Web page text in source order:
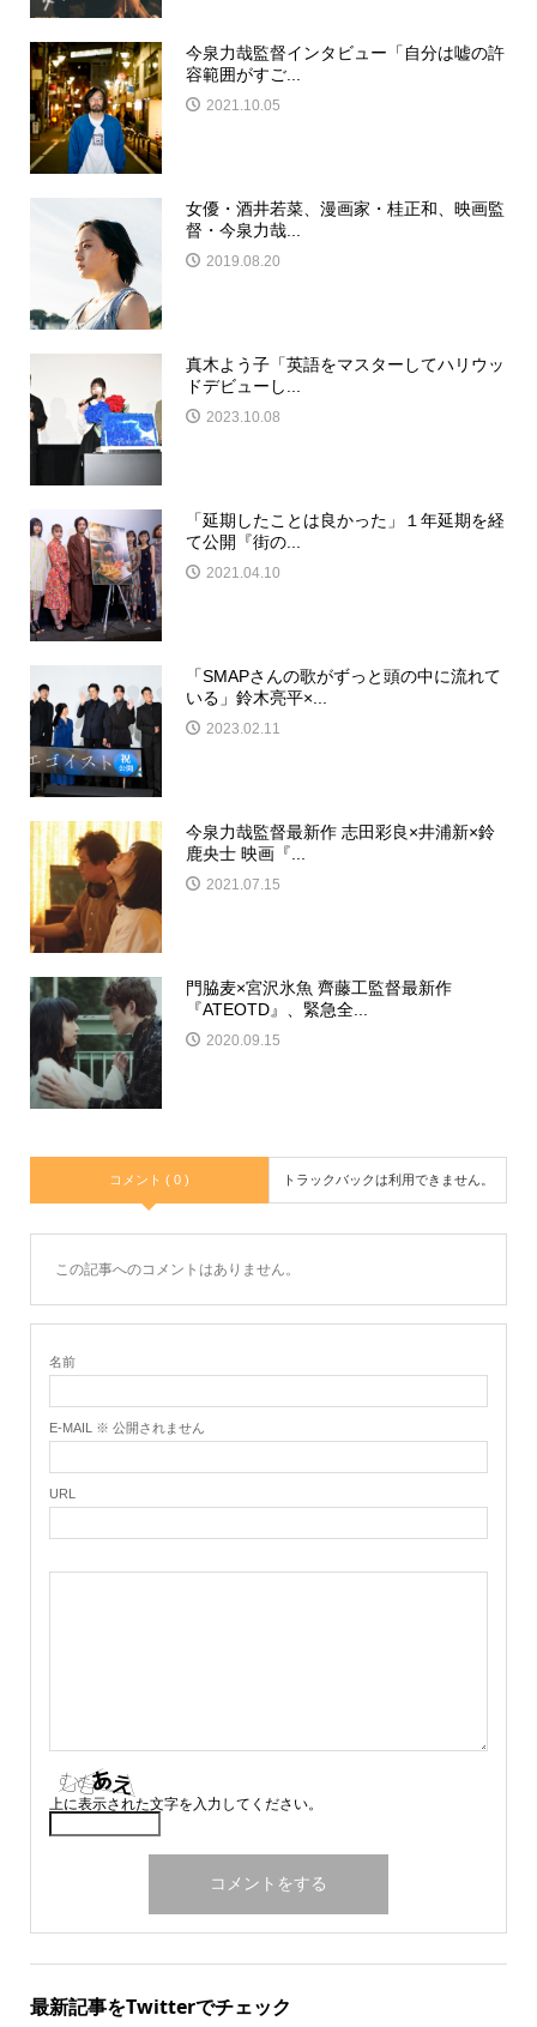
今泉力哉監督インタビュー「自分は嘘の許
容範囲がすご...
2021.10.05
女優・酒井若菜、漫画家・桂正和、映画監
督・今泉力哉...
2019.08.20
真木よう子「英語をマスターしてハリウッ
ドデビューし...
2023.10.08
「延期したことは良かった」１年延期を経
て公開『街の...
2021.04.10
「SMAPさんの歌がずっと頭の中に流れて
いる」鈴木亮平×...
2023.02.11
今泉力哉監督最新作 志田彩良×井浦新×鈴
鹿央士 映画『...
2021.07.15
門脇麦×宮沢氷魚 齊藤工監督最新作
『ATEOTD』、緊急全...
2020.09.15
コメント ( 0 ) トラックバックは利用できません。
この記事へのコメントはありません。
名前
E-MAIL ※ 公開されません
URL
上に表示された文字を入力してください。
最新記事をTwitterでチェック